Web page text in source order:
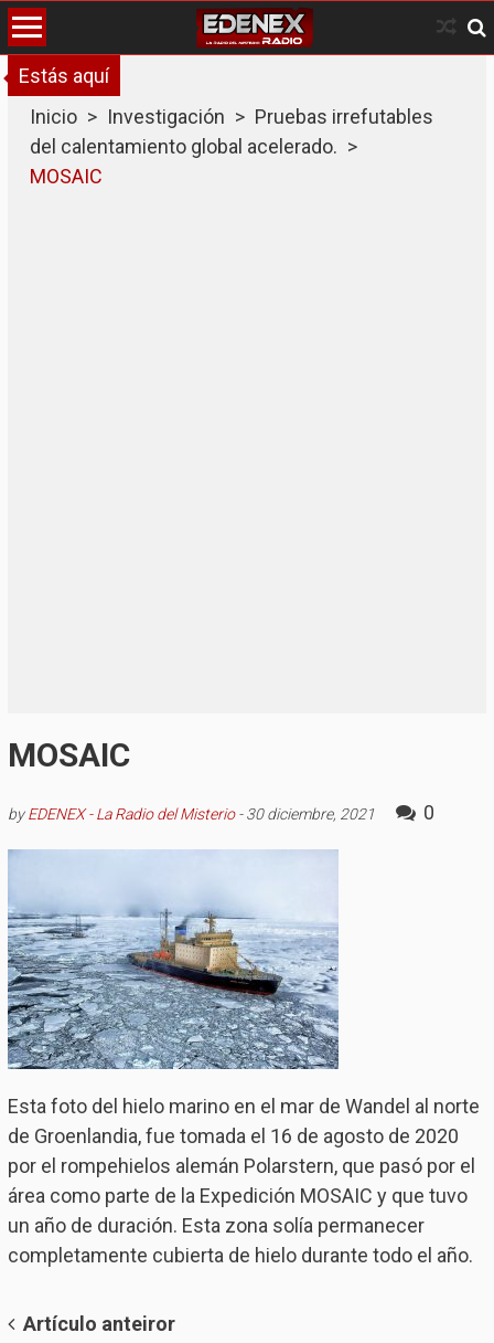
Skip
to
content
Estás aquí
Inicio > Investigación > Pruebas irrefutables
del calentamiento global acelerado. >
MOSAIC
MOSAIC
byEDENEX - La Radio del Misterio-30 diciembre, 2021 0
Esta foto del hielo marino en el mar de Wandel al norte
de Groenlandia, fue tomada el 16 de agosto de 2020
por el rompehielos alemán Polarstern, que pasó por el
área como parte de la Expedición MOSAIC y que tuvo
un año de duración. Esta zona solía permanecer
completamente cubierta de hielo durante todo el año.
Post
Artículo anteiror